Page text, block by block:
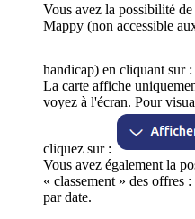
Vous avez la possibilité
Mappy (non accessible
handicap) en cliquant sur :
La carte affiche
voyez à l'écran. Pour
cliquez sur :
Vous avez également la
« classement » des offres
par date.